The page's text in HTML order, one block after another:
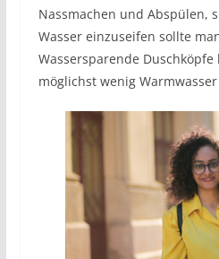
Nassmachen und Abspülen,
Wasser einzuseifen sollte
Wassersparende
möglichst wenig